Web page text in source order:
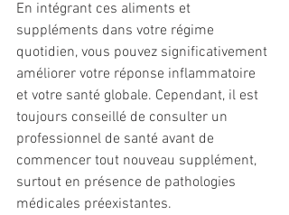
En intégrant ces aliments et
suppléments dans votre régime
quotidien, vous pouvez significativement
améliorer votre réponse inflammatoire
et votre santé globale. Cependant, il est
toujours conseillé de consulter un
professionnel de santé avant de
commencer tout nouveau supplément,
surtout en présence de pathologies
médicales préexistantes.